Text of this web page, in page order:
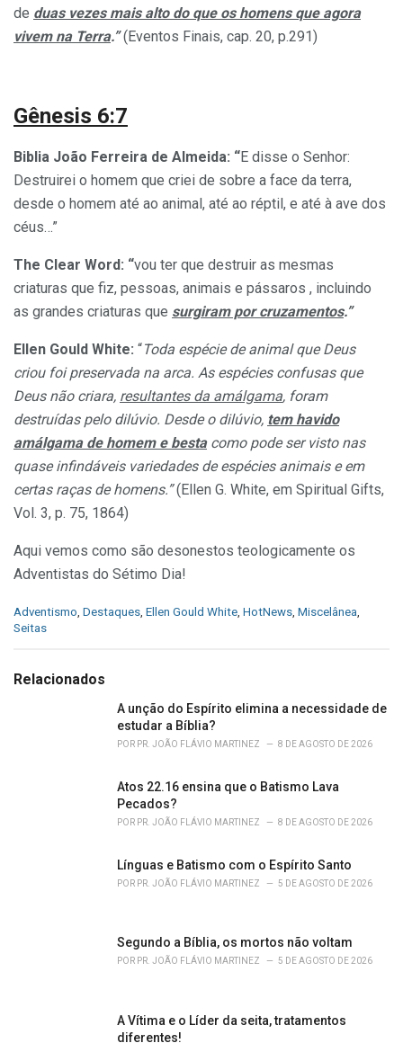
de duas vezes mais alto do que os homens que agora
vivem na Terra.”(Eventos Finais, cap. 20, p.291)
Gênesis 6:7
Biblia João Ferreira de Almeida: “E disse o Senhor:
Destruirei o homem que criei de sobre a face da terra,
desde o homem até ao animal, até ao réptil, e até à ave dos
céus…”
The Clear Word: “vou ter que destruir as mesmas
criaturas que fiz, pessoas, animais e pássaros , incluindo
as grandes criaturas que surgiram por cruzamentos.”
Ellen Gould White: “Toda espécie de animal que Deus
criou foi preservada na arca. As espécies confusas que
Deus não criara, resultantes da amálgama, foram
destruídas pelo dilúvio. Desde o dilúvio, tem havido
amálgama de homem e besta como pode ser visto nas
quase infindáveis variedades de espécies animais e em
certas raças de homens.”(Ellen G. White, em Spiritual Gifts,
Vol. 3, p. 75, 1864)
Aqui vemos como são desonestos teologicamente os
Adventistas do Sétimo Dia!
C
a
g
Adventismo, Destaques, Ellen Gould White, HotNews, Miscelânea,
Seitas
Relacionados
A unção do Espírito elimina a necessidade de
estudar a Bíblia?
POR PR. JOÃO FLÁVIO MARTINEZ 8 DE AGOSTO DE 2026
Atos 22.16 ensina que o Batismo Lava
Pecados?
POR PR. JOÃO FLÁVIO MARTINEZ 8 DE AGOSTO DE 2026
Línguas e Batismo com o Espírito Santo
POR PR. JOÃO FLÁVIO MARTINEZ 5 DE AGOSTO DE 2026
Segundo a Bíblia, os mortos não voltam
POR PR. JOÃO FLÁVIO MARTINEZ 5 DE AGOSTO DE 2026
A Vítima e o Líder da seita, tratamentos
diferentes!